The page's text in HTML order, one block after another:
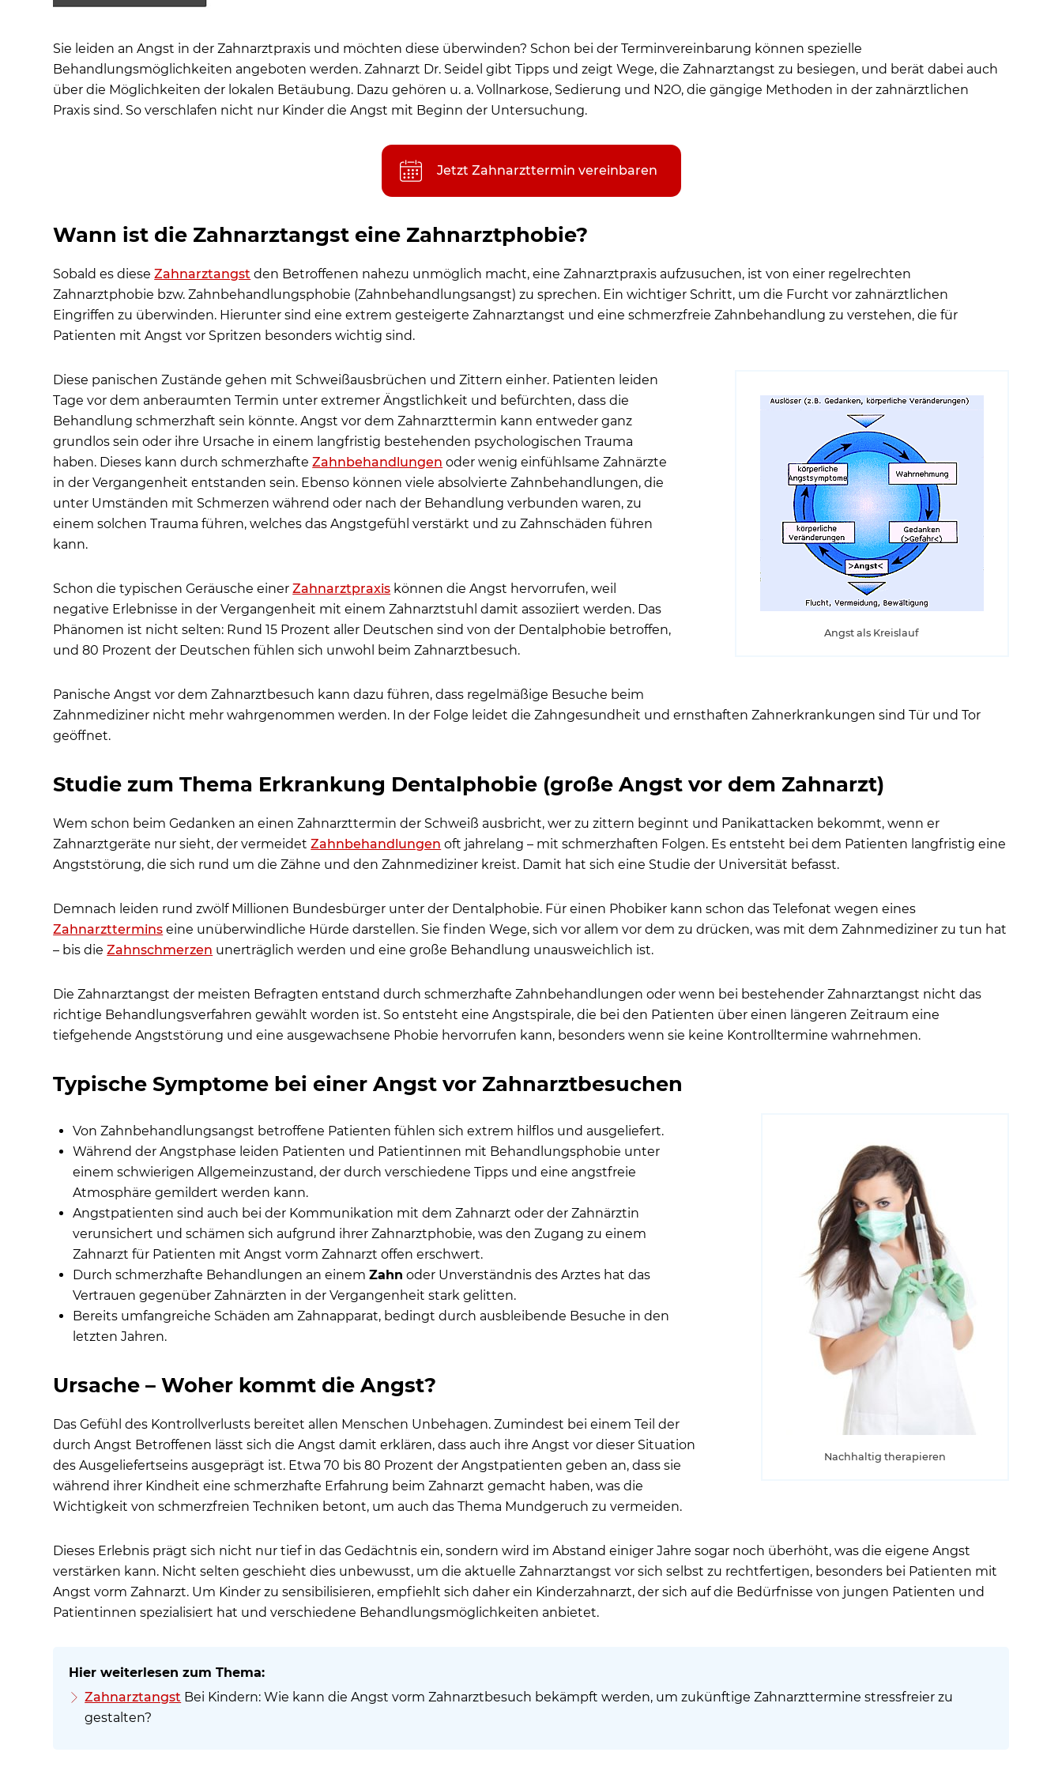
Was können Sie gegen die Angst vorm Zahnarzt tun? Wie überwinden Angstpatienten die panische Angst bei notwendigem Zahnersatz?
Wie weit können homöopathische Mittel bei Zahnbehandlungsphobie (Zahnbehandlungsangst) helfen?
Vollnarkose bei extremer Angst vor einer Zahnbehandlung in der Zahnklinik oder beim Zahnarztbesuch vereinbaren
Fazit – Sedierung oder Vollnarkose ermöglichen ein Verschlafen der Zahnarztangst – jetzt Terminvereinbarung online nutzen
Sie leiden an Angst in der Zahnarztpraxis und möchten diese überwinden? Schon bei der Terminvereinbarung können spezielle
Behandlungsmöglichkeiten angeboten werden. Zahnarzt Dr. Seidel gibt Tipps und zeigt Wege, die Zahnarztangst zu besiegen, und berät dabei auch
über die Möglichkeiten der lokalen Betäubung. Dazu gehören u. a. Vollnarkose, Sedierung und N2O, die gängige Methoden in der zahnärztlichen
Praxis sind. So verschlafen nicht nur Kinder die Angst mit Beginn der Untersuchung.
Jetzt Zahnarzttermin vereinbaren
Wann ist die Zahnarztangst eine Zahnarztphobie?
Sobald es dieseZahnarztangst den Betroffenen nahezu unmöglich macht, eine Zahnarztpraxis aufzusuchen, ist von einer regelrechten
Zahnarztphobie bzw. Zahnbehandlungsphobie (Zahnbehandlungsangst) zu sprechen. Ein wichtiger Schritt, um die Furcht vor zahnärztlichen
Eingriffen zu überwinden. Hierunter sind eine extrem gesteigerte Zahnarztangst und eine schmerzfreie Zahnbehandlung zu verstehen, die für
Patienten mit Angst vor Spritzen besonders wichtig sind.
Angst als Kreislauf
Diese panischen Zustände gehen mit Schweißausbrüchen und Zittern einher. Patienten leiden
Tage vor dem anberaumten Termin unter extremer Ängstlichkeit und befürchten, dass die
Behandlung schmerzhaft sein könnte. Angst vor dem Zahnarzttermin kann entweder ganz
grundlos sein oder ihre Ursache in einem langfristig bestehenden psychologischen Trauma
haben. Dieses kann durch schmerzhafteZahnbehandlungen oder wenig einfühlsame Zahnärzte
in der Vergangenheit entstanden sein. Ebenso können viele absolvierte Zahnbehandlungen, die
unter Umständen mit Schmerzen während oder nach der Behandlung verbunden waren, zu
einem solchen Trauma führen, welches das Angstgefühl verstärkt und zu Zahnschäden führen
kann.
Schon die typischen Geräusche einerZahnarztpraxis können die Angst hervorrufen, weil
negative Erlebnisse in der Vergangenheit mit einem Zahnarztstuhl damit assoziiert werden. Das
Phänomen ist nicht selten: Rund 15 Prozent aller Deutschen sind von der Dentalphobie betroffen,
und 80 Prozent der Deutschen fühlen sich unwohl beim Zahnarztbesuch.
Panische Angst vor dem Zahnarztbesuch kann dazu führen, dass regelmäßige Besuche beim
Zahnmediziner nicht mehr wahrgenommen werden. In der Folge leidet die Zahngesundheit und ernsthaften Zahnerkrankungen sind Tür und Tor
geöffnet.
Studie zum Thema Erkrankung Dentalphobie (große Angst vor dem Zahnarzt)
Wem schon beim Gedanken an einen Zahnarzttermin der Schweiß ausbricht, wer zu zittern beginnt und Panikattacken bekommt, wenn er
Zahnarztgeräte nur sieht, der vermeidetZahnbehandlungen oft jahrelang – mit schmerzhaften Folgen. Es entsteht bei dem Patienten langfristig eine
Angststörung, die sich rund um die Zähne und den Zahnmediziner kreist. Damit hat sich eine Studie der Universität befasst.
Demnach leiden rund zwölf Millionen Bundesbürger unter der Dentalphobie. Für einen Phobiker kann schon das Telefonat wegen eines
Zahnarzttermins eine unüberwindliche Hürde darstellen. Sie finden Wege, sich vor allem vor dem zu drücken, was mit dem Zahnmediziner zu tun hat
– bis dieZahnschmerzen unerträglich werden und eine große Behandlung unausweichlich ist.
Die Zahnarztangst der meisten Befragten entstand durch schmerzhafte Zahnbehandlungen oder wenn bei bestehender Zahnarztangst nicht das
richtige Behandlungsverfahren gewählt worden ist. So entsteht eine Angstspirale, die bei den Patienten über einen längeren Zeitraum eine
tiefgehende Angststörung und eine ausgewachsene Phobie hervorrufen kann, besonders wenn sie keine Kontrolltermine wahrnehmen.
Typische Symptome bei einer Angst vor Zahnarztbesuchen
Nachhaltig therapieren
Von Zahnbehandlungsangst betroffene Patienten fühlen sich extrem hilflos und ausgeliefert.
Während der Angstphase leiden Patienten und Patientinnen mit Behandlungsphobie unter
einem schwierigen Allgemeinzustand, der durch verschiedene Tipps und eine angstfreie
Atmosphäre gemildert werden kann.
Angstpatienten sind auch bei der Kommunikation mit dem Zahnarzt oder der Zahnärztin
verunsichert und schämen sich aufgrund ihrer Zahnarztphobie, was den Zugang zu einem
Zahnarzt für Patienten mit Angst vorm Zahnarzt offen erschwert.
Durch schmerzhafte Behandlungen an einemZahn oder Unverständnis des Arztes hat das
Vertrauen gegenüber Zahnärzten in der Vergangenheit stark gelitten.
Bereits umfangreiche Schäden am Zahnapparat, bedingt durch ausbleibende Besuche in den
letzten Jahren.
Ursache – Woher kommt die Angst?
Das Gefühl des Kontrollverlusts bereitet allen Menschen Unbehagen. Zumindest bei einem Teil der
durch Angst Betroffenen lässt sich die Angst damit erklären, dass auch ihre Angst vor dieser Situation
des Ausgeliefertseins ausgeprägt ist. Etwa 70 bis 80 Prozent der Angstpatienten geben an, dass sie
während ihrer Kindheit eine schmerzhafte Erfahrung beim Zahnarzt gemacht haben, was die
Wichtigkeit von schmerzfreien Techniken betont, um auch das Thema Mundgeruch zu vermeiden.
Dieses Erlebnis prägt sich nicht nur tief in das Gedächtnis ein, sondern wird im Abstand einiger Jahre sogar noch überhöht, was die eigene Angst
verstärken kann. Nicht selten geschieht dies unbewusst, um die aktuelle Zahnarztangst vor sich selbst zu rechtfertigen, besonders bei Patienten mit
Angst vorm Zahnarzt. Um Kinder zu sensibilisieren, empfiehlt sich daher ein Kinderzahnarzt, der sich auf die Bedürfnisse von jungen Patienten und
Patientinnen spezialisiert hat und verschiedene Behandlungsmöglichkeiten anbietet.
Zahnarztangst Bei Kindern: Wie kann die Angst vorm Zahnarztbesuch bekämpft werden, um zukünftige Zahnarzttermine stressfreier zu
gestalten?